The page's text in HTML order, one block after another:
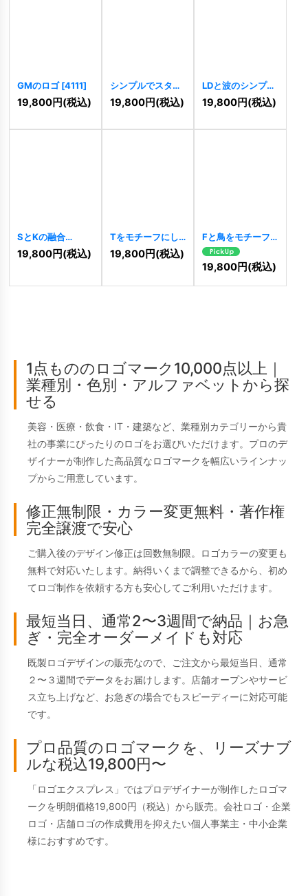
GMのロゴ [4111]
19,800円(税込)
シンプルでスタイ
リッシュな犬のロ
ゴ [ 4110 ]
19,800円(税込)
LDと波のシンプル
でスタイリッシュ
なロゴ [ 4109]
19,800円(税込)
SとKの融合
[4107]
19,800円(税込)
Tをモチーフにし
たダイナミックな
ロゴ 4106]
19,800円(税込)
Fと鳥をモチーフ
にしたロゴ
[4104]
19,800円(税込)
1点もののロゴマーク10,000点以上｜
業種別・色別・アルファベットから探
せる
美容・医療・飲食・IT・建築など、業種別カテゴリーから貴
社の事業にぴったりのロゴをお選びいただけます。プロのデ
ザイナーが制作した高品質なロゴマークを幅広いラインナッ
プからご用意しています。
修正無制限・カラー変更無料・著作権
完全譲渡で安心
ご購入後のデザイン修正は回数無制限。ロゴカラーの変更も
無料で対応いたします。納得いくまで調整できるから、初め
てロゴ制作を依頼する方も安心してご利用いただけます。
最短当日、通常2〜3週間で納品｜お急
ぎ・完全オーダーメイドも対応
既製ロゴデザインの販売なので、ご注文から最短当日、通常
２〜３週間でデータをお届けします。店舗オープンやサービ
ス立ち上げなど、お急ぎの場合でもスピーディーに対応可能
です。
プロ品質のロゴマークを、リーズナブ
ルな税込19,800円〜
「ロゴエクスプレス」ではプロデザイナーが制作したロゴマ
ークを明朗価格19,800円（税込）から販売。会社ロゴ・企業
ロゴ・店舗ロゴの作成費用を抑えたい個人事業主・中小企業
様におすすめです。